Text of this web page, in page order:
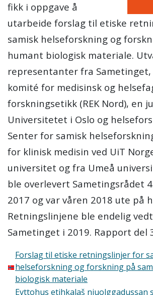
fikk i oppgave å
utarbeide forslag til etiske
samisk helseforskning og
humant biologisk materiale.
representanter fra Sametinget,
komité for medisinsk og
forskningsetikk (REK Nord), en
Universitetet i Oslo og
Senter for samisk
for klinisk medisin ved UiT
universitet og fra Umeå
ble overlevert Sametingsrådet
2017 og var våren 2018 ute på
Retningslinjene ble endelig
Sametinget i 2019. Rapport del
Forslag til etiske retningslinjer for
helseforskning og forskning på
biologisk materiale
Evttohus etihkalaš njuolggadussan